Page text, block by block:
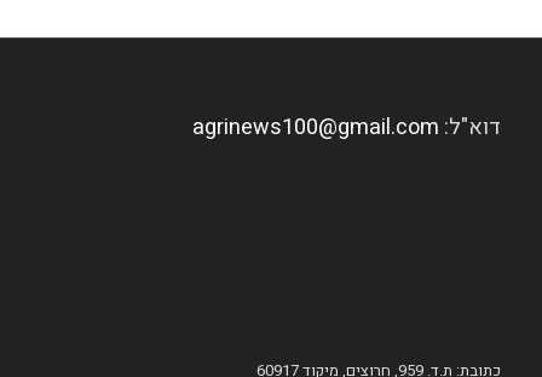
דוא"ל: agrinews100@gmail.com
כתובת: ת.ד. 959, חרוצים, מיקוד 60917